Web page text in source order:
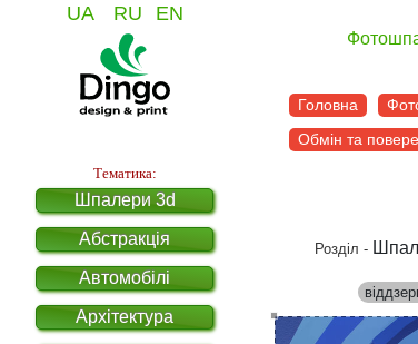
UA RU EN
Головна
Обмін та
Тематика:
Шпалери 3d
Абстракція
Автомобілі
Архітектура
Розділ -